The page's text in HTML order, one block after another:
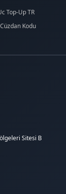
Top-Up TR
Kodu
Sitesi B